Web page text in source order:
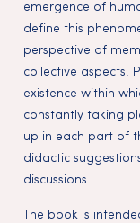
emergence of
define this
perspective of
collective aspects.
existence within
constantly taking
up in each part of
didactic
discussions.
The book is